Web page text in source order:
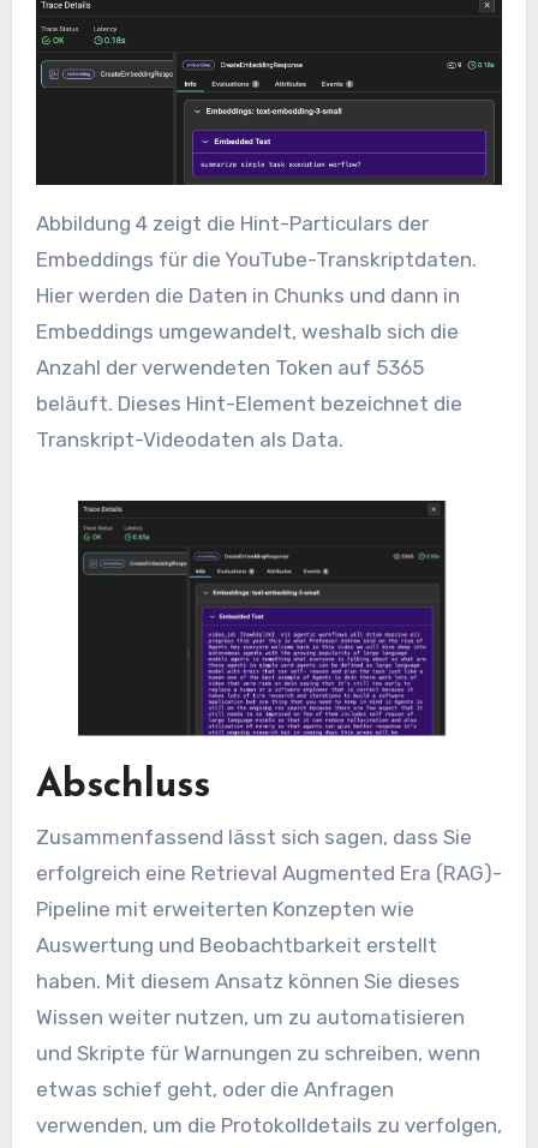
Abbildung 4 zeigt die Hint-Particulars der
Embeddings für die YouTube-Transkriptdaten.
Hier werden die Daten in Chunks und dann in
Embeddings umgewandelt, weshalb sich die
Anzahl der verwendeten Token auf 5365
beläuft. Dieses Hint-Element bezeichnet die
Transkript-Videodaten als Data.
Abschluss
Zusammenfassend lässt sich sagen, dass Sie
erfolgreich eine Retrieval Augmented Era (RAG)-
Pipeline mit erweiterten Konzepten wie
Auswertung und Beobachtbarkeit erstellt
haben. Mit diesem Ansatz können Sie dieses
Wissen weiter nutzen, um zu automatisieren
und Skripte für Warnungen zu schreiben, wenn
etwas schief geht, oder die Anfragen
verwenden, um die Protokolldetails zu verfolgen,